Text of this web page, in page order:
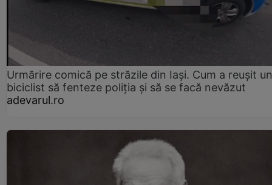
Urmărire comică pe străzile din Iași. Cum a reușit un
biciclist să fenteze poliția și să se facă nevăzut
adevarul.ro